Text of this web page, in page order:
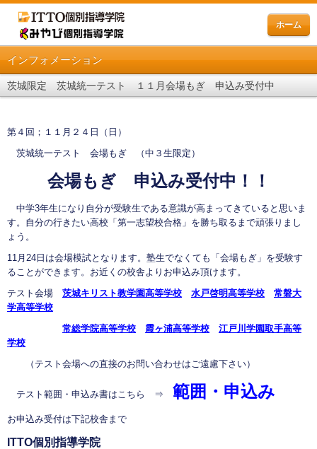
ホーム
インフォメーション
茨城限定 茨城統一テスト １１月会場もぎ 申込み受付中
第４回；１１月２４日（日）
茨城統一テスト 会場もぎ （中３生限定）
会場もぎ 申込み受付中！！
中学3年生になり自分が受験生である意識が高まってきていると思いま
す。自分の行きたい高校「第一志望校合格」を勝ち取るまで頑張りまし
ょう。
11月24日は会場模試となります。塾生でなくても「会場もぎ」を受験す
ることができます。お近くの校舎よりお申込み頂けます。
テスト会場 茨城キリスト教学園高等学校 水戸啓明高等学校
常磐大
学高等学校
常総学院高等学校
霞ヶ浦高等学校
江戸川学園取手高等
学校
（テスト会場への直接のお問い合わせはご遠慮下さい）
テスト範囲・申込み書はこちら ⇒ 範囲・申込み
お申込み受付は下記校舎まで
ITTO個別指導学院